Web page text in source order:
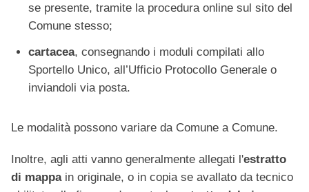
se presente, tramite la procedura online sul sito del
Comune stesso;
cartacea, consegnando i moduli compilati allo
Sportello Unico, all’Ufficio Protocollo Generale o
inviandoli via posta.
Le modalità possono variare da Comune a Comune.
Inoltre, agli atti vanno generalmente allegati l'estratto
di mappain originale, o in copia se avallato da tecnico